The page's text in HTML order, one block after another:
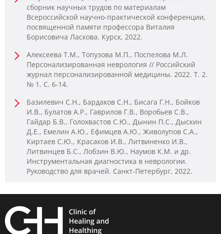
сборник научных трудов по материалам
Всероссийской научно-практической конференции,
посвященной памяти профессора Виталия
Борисовича Ласкова. Курск, 2022.
Алексеева Т.М., Топузова М.П., Поспелова М.Л.
Персонализированная неврология // Российский
журнал персонализированной медицины. 2022. Т. 2.
№ 1. С. 6-14.
Базилевич С.Н., Бардаков С.Н., Бисага Г.Н., Бойков
И.В., Булатов А.Р., Гаврилов Г.В., Воробьев С.В.,
Гайдар Б.В., Голохвастов С.Ю., Дынин П.С., Дыскин
Д.Е., Емелин А.Ю., Ефимцев А.Ю., Живолупов С.А.,
Киртаев С.Ю., Красаков И.В., Литвиненко И.В.,
Литвинцев Б.С., Лобзин В.Ю., Наумов К.М. и др.
Инструментальная диагностика в неврологии.
Руководство для врачей. Санкт-Петербург, 2022.